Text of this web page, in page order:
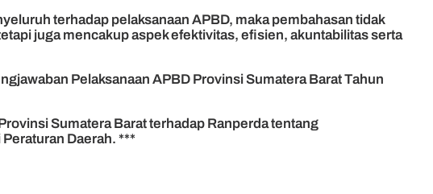
terhadap pelaksanaan APBD, maka pembahasan tidak
juga mencakup aspek efektivitas, efisien, akuntabilitas serta
Pelaksanaan APBD Provinsi Sumatera Barat Tahun
Sumatera Barat terhadap Ranperda tentang
Daerah. ***